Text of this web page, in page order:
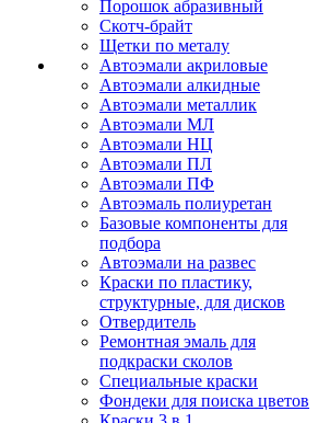
Порошок абразивный
Скотч-брайт
Щетки по металу
Автоэмали акриловые
Автоэмали алкидные
Автоэмали металлик
Автоэмали МЛ
Автоэмали НЦ
Автоэмали ПЛ
Автоэмали ПФ
Автоэмаль полиуретан
Базовые компоненты для
подбора
Автоэмали на развес
Краски по пластику,
структурные, для дисков
Отвердитель
Ремонтная эмаль для
подкраски сколов
Специальные краски
Фондеки для поиска цветов